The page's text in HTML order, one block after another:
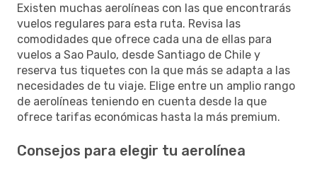
Existen muchas aerolíneas con las que encontrarás
vuelos regulares para esta ruta. Revisa las
comodidades que ofrece cada una de ellas para
vuelos a Sao Paulo, desde Santiago de Chile y
reserva tus tiquetes con la que más se adapta a las
necesidades de tu viaje. Elige entre un amplio rango
de aerolíneas teniendo en cuenta desde la que
ofrece tarifas económicas hasta la más premium.
Consejos para elegir tu aerolínea